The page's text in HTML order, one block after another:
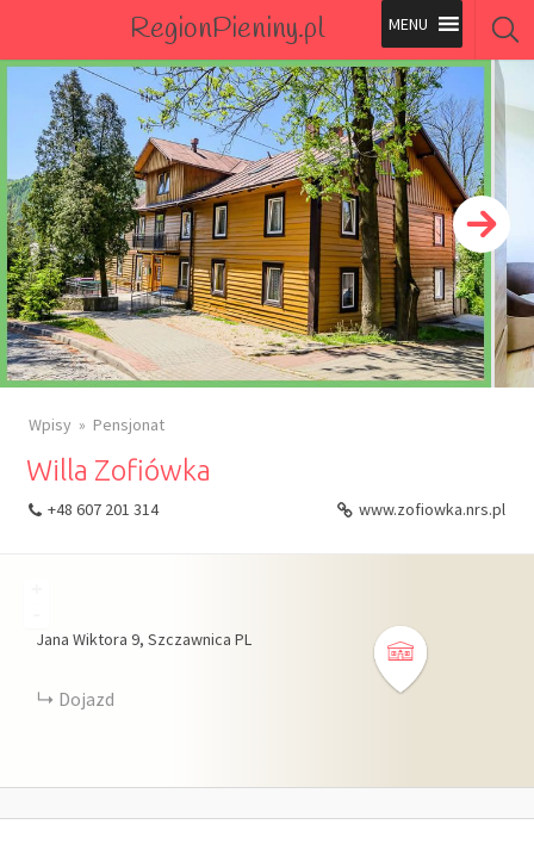
RegionPieniny.pl
Polecane Przez Nas
Wszystkie Obiekty
Wszystkie Obiekty
Wpisy Pensjonat
Willa Zofiówka
+48 607 201 314 www.zofiowka.nrs.pl
Jana Wiktora 9 Szczawnica PL
Dojazd